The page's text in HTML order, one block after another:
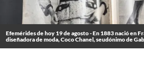
Efemérides de hoy 19 de agosto - En 1883 nació en
diseñadora de moda, Coco Chanel, seudónimo de